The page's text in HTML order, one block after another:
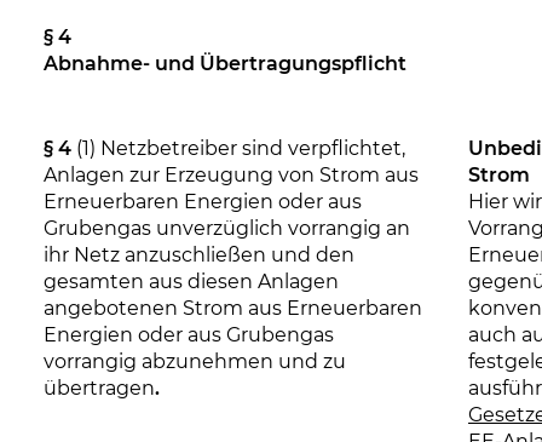
§ 4
Abnahme- und Übertragungspflicht
§ 4 (1) Netzbetreiber sind verpflichtet,
Anlagen zur Erzeugung von Strom aus
Erneuerbaren Energien oder aus
Grubengas unverzüglich vorrangig an
ihr Netz anzuschließen und den
gesamten aus diesen Anlagen
angebotenen Strom aus Erneuerbaren
Energien oder aus Grubengas
vorrangig abzunehmen und zu
übertragen.
Strom
Hier
auch